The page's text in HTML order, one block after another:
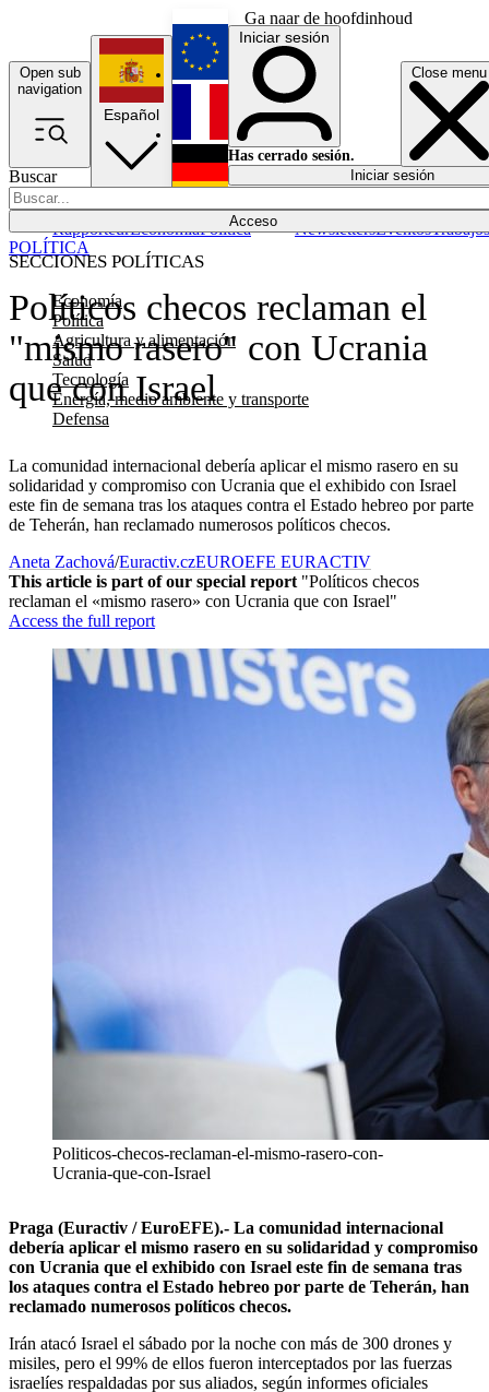
Ga naar de hoofdinhoud
Open sub
navigation
Close menu
Buscar
Acceso
SECCIONES POLÍTICAS
Economía
Política
Agricultura y alimentación
Salud
Tecnología
Energía, medio ambiente y transporte
Defensa
RapporteurEconomíaPolítica NewslettersEventosTrabajos
Español
English
Français
Iniciar sesión
Has cerrado sesión.
Iniciar sesión
Políticos checos reclaman el
"mismo rasero" con Ucrania
que con Israel
La comunidad internacional debería aplicar el mismo rasero en su
solidaridad y compromiso con Ucrania que el exhibido con Israel
este fin de semana tras los ataques contra el Estado hebreo por parte
de Teherán, han reclamado numerosos políticos checos.
POLÍTICA
Aneta Zachová/Euractiv.czEUROEFE EURACTIV
This article is part of our special report "Políticos checos
reclaman el «mismo rasero» con Ucrania que con Israel"
Access the full report
Politicos-checos-reclaman-el-mismo-rasero-con-
Ucrania-que-con-Israel
Praga (Euractiv / EuroEFE).- La comunidad internacional
debería aplicar el mismo rasero en su solidaridad y compromiso
con Ucrania que el exhibido con Israel este fin de semana tras
los ataques contra el Estado hebreo por parte de Teherán, han
reclamado numerosos políticos checos.
Irán atacó Israel el sábado por la noche con más de 300 drones y
misiles, pero el 99% de ellos fueron interceptados por las fuerzas
israelíes respaldadas por sus aliados, según informes oficiales